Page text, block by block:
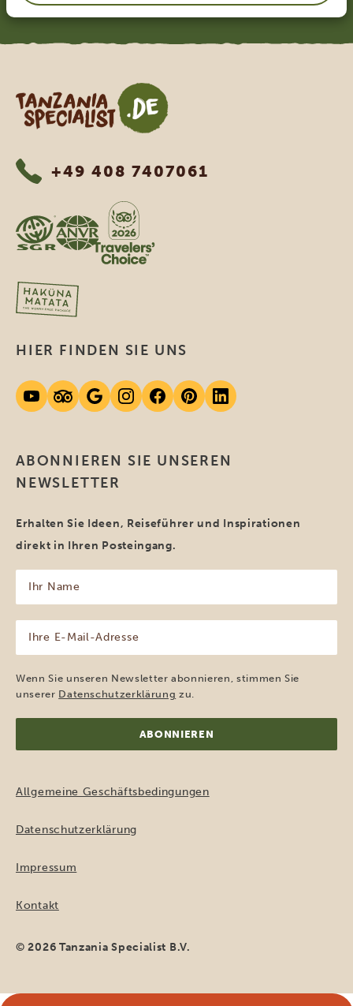
Tanzania Specialist
+49 408 7407061
ABONNIEREN SIE UNSEREN
NEWSLETTER
Erhalten Sie Ideen, Reiseführer und Inspirationen
direkt in Ihren Posteingang.
Name
(erforderlich)
Mail-
Adresse
(erforderlich)
Wenn Sie unseren Newsletter abonnieren, stimmen Sie
unserer Datenschutzerklärung zu.
HIER FINDEN SIE UNS
Allgemeine Geschäftsbedingungen
Datenschutzerklärung
Impressum
Kontakt
© 2026 Tanzania Specialist B.V.